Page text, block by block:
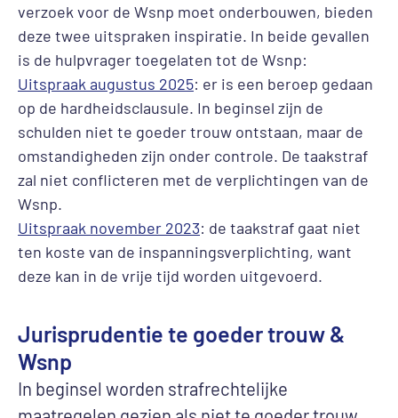
verzoek voor de Wsnp moet onderbouwen, bieden
deze twee uitspraken inspiratie. In beide gevallen
is de hulpvrager toegelaten tot de Wsnp:
Uitspraak augustus 2025: er is een beroep gedaan
op de hardheidsclausule. In beginsel zijn de
schulden niet te goeder trouw ontstaan, maar de
omstandigheden zijn onder controle. De taakstraf
zal niet conflicteren met de verplichtingen van de
Wsnp.
Uitspraak november 2023: de taakstraf gaat niet
ten koste van de inspanningsverplichting, want
deze kan in de vrije tijd worden uitgevoerd.
Jurisprudentie te goeder trouw &
Wsnp
In beginsel worden strafrechtelijke